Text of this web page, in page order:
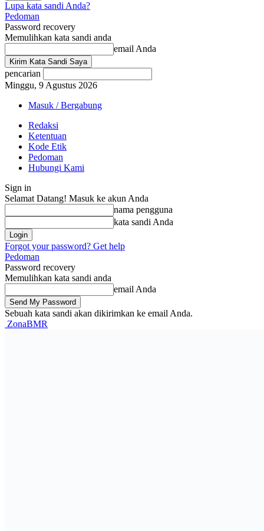
Lupa kata sandi Anda?
Pedoman
Password recovery
Memulihkan kata sandi anda
email Anda
pencarian
Minggu, 9 Agustus 2026
Masuk / Bergabung
Redaksi
Ketentuan
Kode Etik
Pedoman
Hubungi Kami
Sign in
Selamat Datang! Masuk ke akun Anda
nama pengguna
kata sandi Anda
Forgot your password? Get help
Pedoman
Password recovery
Memulihkan kata sandi anda
email Anda
Sebuah kata sandi akan dikirimkan ke email Anda.
ZonaBMR